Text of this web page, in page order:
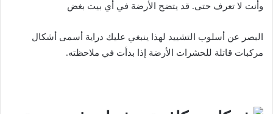
وأنت لا تعرف حتى. قد يتضح الأرضة في أي بيت بغض
البصر عن أسلوب التشييد لهذا ينبغي عليك دراية أسمى أشكال
مركبات قاتلة للحشرات الأرضة إذا بدأت في ملاحظته.